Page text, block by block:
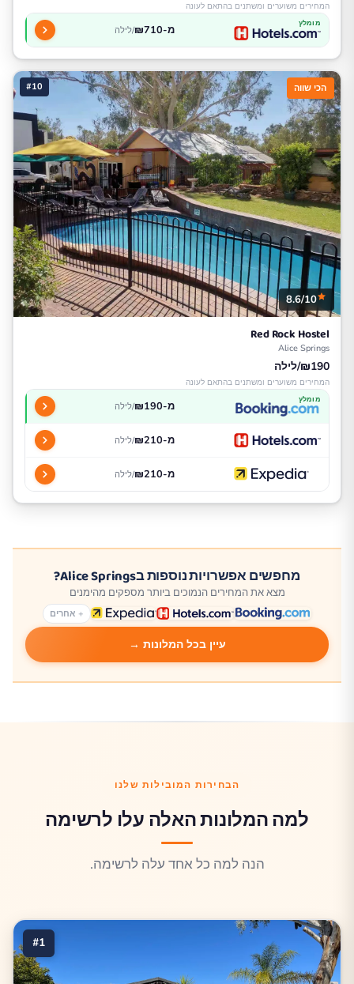
המחירים משוערים ומשתנים בהתאם לעונה
מומלץ מ-₪710 /לילה
#10 הכי שווה
8.6/10
Red Rock Hostel
Alice Springs
₪190/לילה
המחירים משוערים ומשתנים בהתאם לעונה
מומלץ מ-₪190 /לילה
מ-₪210 /לילה
מ-₪210 /לילה
מחפשים אפשרויות נוספות בAlice Springs?
מצא את המחירים הנמוכים ביותר מספקים מהימנים
+ אחרים
עיין בכל המלונות →
הבחירות המובילות שלנו
למה המלונות האלה עלו לרשימה
הנה למה כל אחד עלה לרשימה.
#1